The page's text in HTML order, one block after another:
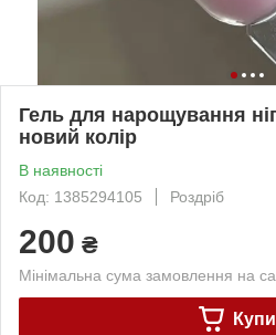
Гель для нарощування
новий колір
В наявності
Код: 1385294105
Роздріб
200 ₴
Мінімальна сума замовлення на